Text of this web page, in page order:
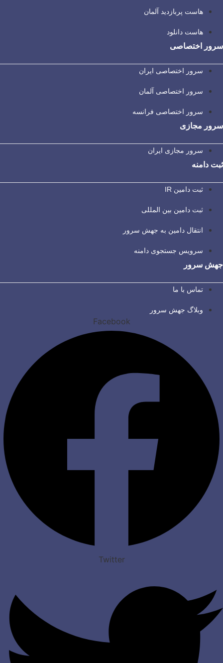
هاست پربازدید آلمان
هاست دانلود
سرور اختصاصی
سرور اختصاصی ایران
سرور اختصاصی آلمان
سرور اختصاصی فرانسه
سرور مجازی
سرور مجازی ایران
ثبت دامنه
ثبت دامین IR
ثبت دامین بین المللی
انتقال دامین به جهش سرور
سرویس جستجوی دامنه
جهش سرور
تماس با ما
وبلاگ جهش سرور
Facebook
Twitter